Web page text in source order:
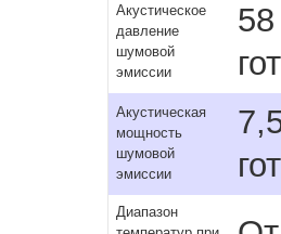
Акустическое
давление
шумовой
эмиссии
Акустическая
мощность
шумовой
эмиссии
Диапазон